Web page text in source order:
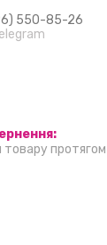
550-85-26
протягом